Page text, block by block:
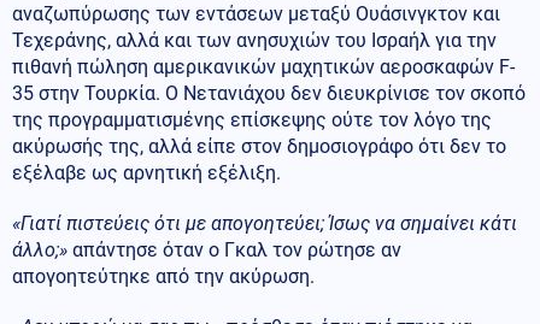
αναζωπύρωσης των εντάσεων μεταξύ Ουάσινγκτον και
Τεχεράνης, αλλά και των ανησυχιών του Ισραήλ για την
πιθανή πώληση αμερικανικών μαχητικών αεροσκαφών F-
35 στην Τουρκία. Ο Νετανιάχου δεν διευκρίνισε τον σκοπό
της προγραμματισμένης επίσκεψης ούτε τον λόγο της
ακύρωσής της, αλλά είπε στον δημοσιογράφο ότι δεν το
εξέλαβε ως αρνητική εξέλιξη.
«Γιατί πιστεύεις ότι με απογοητεύει; Ίσως να σημαίνει κάτι
άλλο;» απάντησε όταν ο Γκαλ τον ρώτησε αν
απογοητεύτηκε από την ακύρωση.